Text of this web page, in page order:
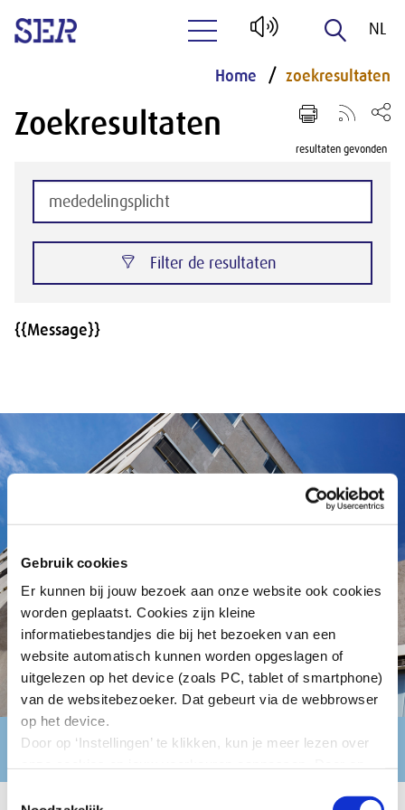
Gebruik cookies
Er kunnen bij jouw bezoek aan onze website ook cookies
worden geplaatst. Cookies zijn kleine
informatiebestandjes die bij het bezoeken van een
website automatisch kunnen worden opgeslagen of
uitgelezen op het device (zoals PC, tablet of smartphone)
van de websitebezoeker. Dat gebeurt via de webbrowser
op het device.
Door op ‘Instellingen’ te klikken, kun je meer lezen over
Naar hoofdinhoud
NL
EN
Home zoekresultaten
Zoekresultaten
resultaten gevonden
Filter de resultaten
{{Message}}
Sociaal-Economische Raad